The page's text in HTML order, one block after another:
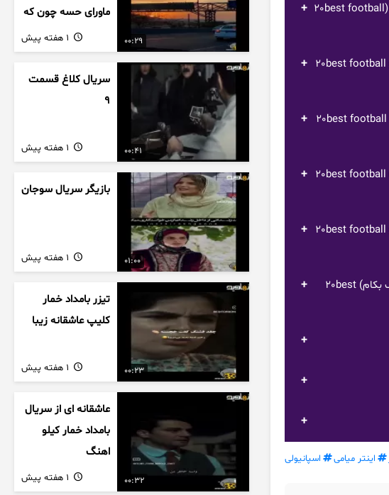
لینک های دانلود سریال 20 گل برتر نابغه های جهان فوتبال (روبرت لواندوفسکی) (20best football
لینک های دانلود سریال 20 گل برتر نابغه های جهان فوتبال (روملو لوکاکو) 20best football goals
لینک های دانلود سریال 20 گل برتر نابغه های جهان فوتبال (لیونل آندرس مسی) 20best football
لینک های دانلود سریال 20 گل برتر نابغه های جهان فوتبال (کیلیان امباپه لوتان) 20best football
لینک های دانلود سریال 20 گل برتر نابغه های جهان فوتبال (دیگو مارادونا) 20best football goals
لینک های دانلود سریال 20 گل برتر نابغه های جهان فوتبال (دیوید رابرت جوزف بکام) 20best
اینتر میامی اسپانیولی
00:29
ماورای حسه چون که
داریم می رسیم به
اخرای قصه
00:41
سریال کلاغ قسمت
9
01:00
بازیگر سریال سوجان
00:23
تیزر بامداد خمار
کلیپ عاشقانه زیبا
00:32
عاشقانه ای از سریال
بامداد خمار کیلو
اهنگ